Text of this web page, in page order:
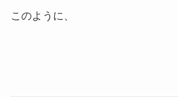
このように、